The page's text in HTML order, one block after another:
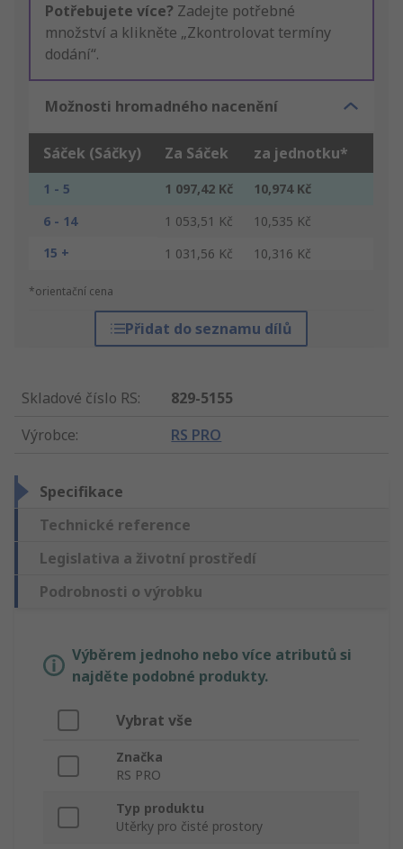
Potřebujete více? Zadejte potřebné
množství a klikněte „Zkontrolovat termíny
dodání“.
Možnosti hromadného nacenění
Sáček (Sáčky) Za Sáček za jednotku*
1 - 5 1 097,42 Kč
10,974 Kč
6 - 14
1 053,51 Kč
10,535 Kč
15 +
1 031,56 Kč 10,316 Kč
*orientační cena
Přidat do seznamu dílů
Skladové číslo RS:
829-5155
Výrobce: RS PRO
Specifikace
Technické reference
Legislativa a životní prostředí
Podrobnosti o výrobku
Výběrem jednoho nebo více atributů si
najděte podobné produkty.
Vybrat vše
Značka
RS PRO
Typ produktu
Utěrky pro čisté prostory